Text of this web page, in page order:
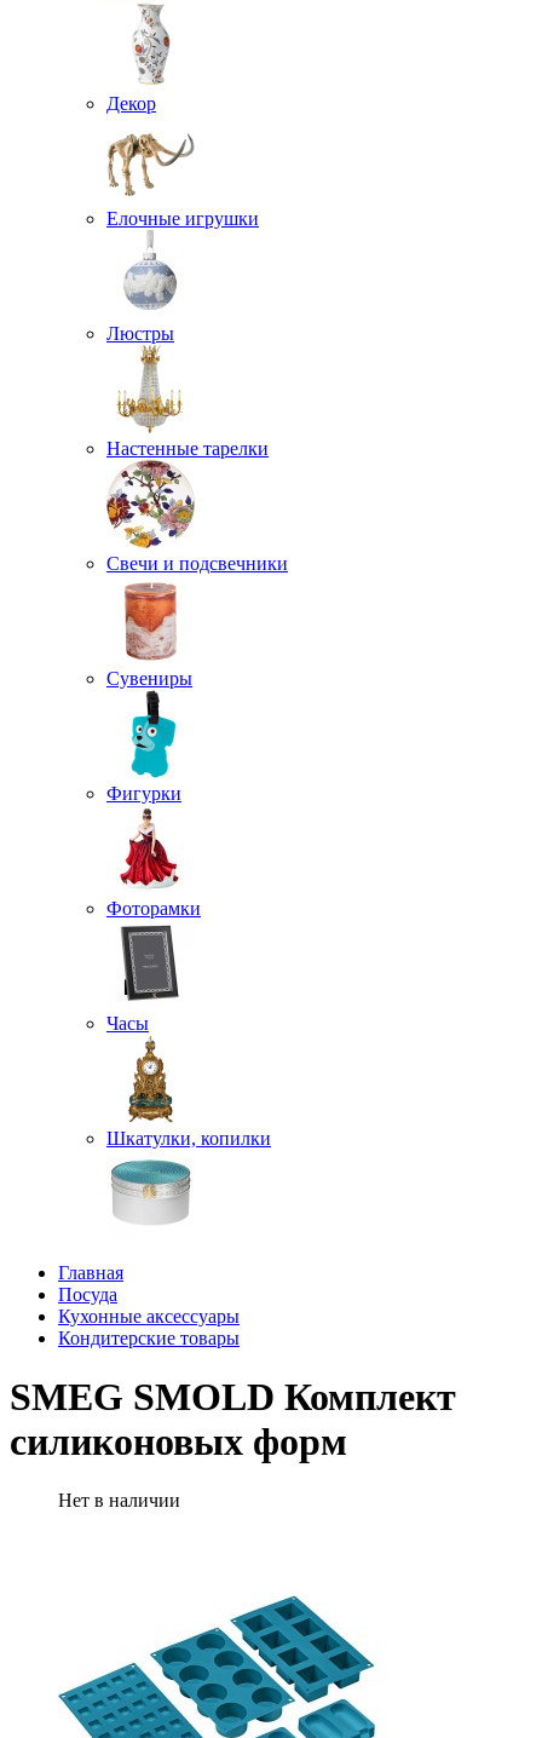
Декор
Елочные игрушки
Люстры
Настенные тарелки
Свечи и подсвечники
Сувениры
Фигурки
Фоторамки
Часы
Шкатулки, копилки
Главная
Посуда
Кухонные аксессуары
Кондитерские товары
SMEG SMOLD Комплект
силиконовых форм
Нет в наличии